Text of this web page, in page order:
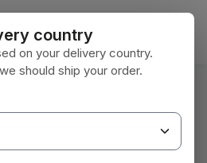
country
on your delivery country.
should ship your order.